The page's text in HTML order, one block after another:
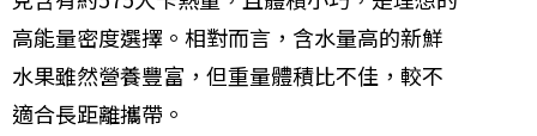
高能量密度選擇。相對而言，含水量高的新鮮
水果雖然營養豐富，但重量體積比不佳，較不
適合長距離攜帶。